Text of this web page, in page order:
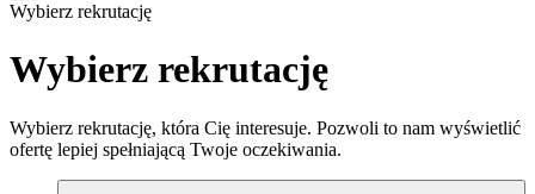
Wybierz rekrutację
Wybierz rekrutację
Wybierz rekrutację, która Cię interesuje. Pozwoli to nam wyświetlić
ofertę lepiej spełniającą Twoje oczekiwania.